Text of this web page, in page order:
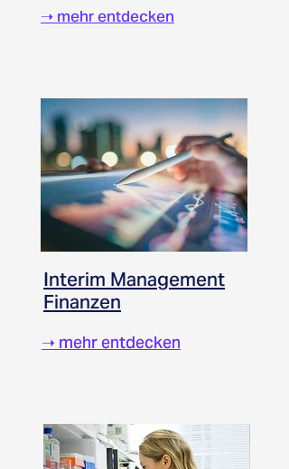
➝ mehr entdecken
Interim Management
Finanzen
➝ mehr entdecken